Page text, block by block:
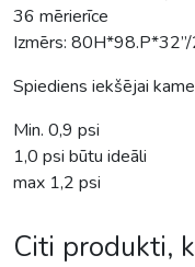
36 mērierīce
Izmērs:
Spiediens iekšējai
Min. 0,9 psi
1,0 psi būtu ideāli
max 1,2 psi
Citi produkti,